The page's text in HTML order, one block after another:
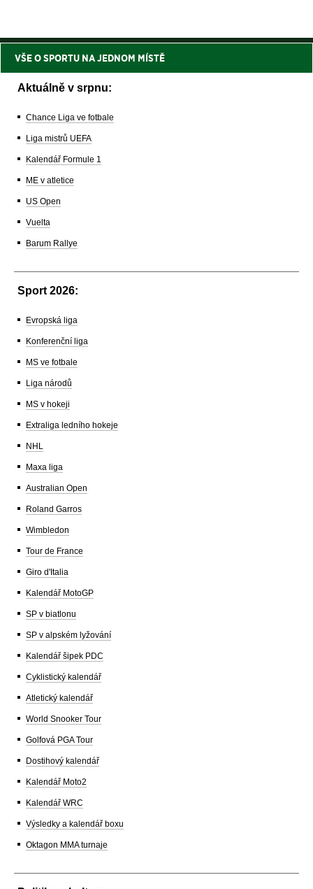
VŠE O SPORTU NA JEDNOM MÍSTĚ
Aktuálně v srpnu:
Chance Liga ve fotbale
Liga mistrů UEFA
Kalendář Formule 1
ME v atletice
US Open
Vuelta
Barum Rallye
Sport 2026:
Evropská liga
Konferenční liga
MS ve fotbale
Liga národů
MS v hokeji
Extraliga ledního hokeje
NHL
Maxa liga
Australian Open
Roland Garros
Wimbledon
Tour de France
Giro d'Italia
Kalendář MotoGP
SP v biatlonu
SP v alpském lyžování
Kalendář šipek PDC
Cyklistický kalendář
Atletický kalendář
World Snooker Tour
Golfová PGA Tour
Dostihový kalendář
Kalendář Moto2
Kalendář WRC
Výsledky a kalendář boxu
Oktagon MMA turnaje